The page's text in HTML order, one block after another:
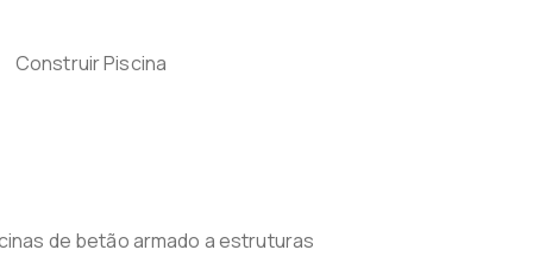
de betão armado a estruturas